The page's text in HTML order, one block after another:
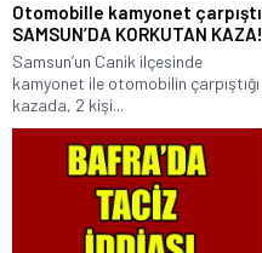
Otomobille kamyonet çarpıştı
SAMSUN’DA KORKUTAN KAZA!
Samsun’un Canik ilçesinde
kamyonet ile otomobilin çarpıştığı
kazada, 2 kişi...